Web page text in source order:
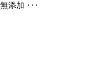
添加 ･･･